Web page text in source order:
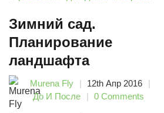
Зимний сад.
Планирование
ландшафта
Murena Fly
12th Апр 2016
До И После
0 Comments